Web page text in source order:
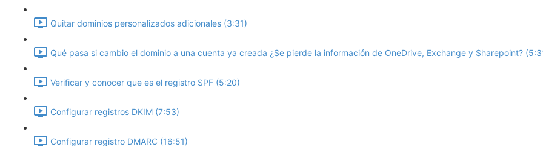
Quitar dominios personalizados adicionales (3:31)
Qué pasa si cambio el dominio a una cuenta ya creada ¿Se pierde la información de OneDrive, Exchange y Sharepoint?
Verificar y conocer que es el registro SPF (5:20)
Configurar registros DKIM (7:53)
Configurar registro DMARC (16:51)